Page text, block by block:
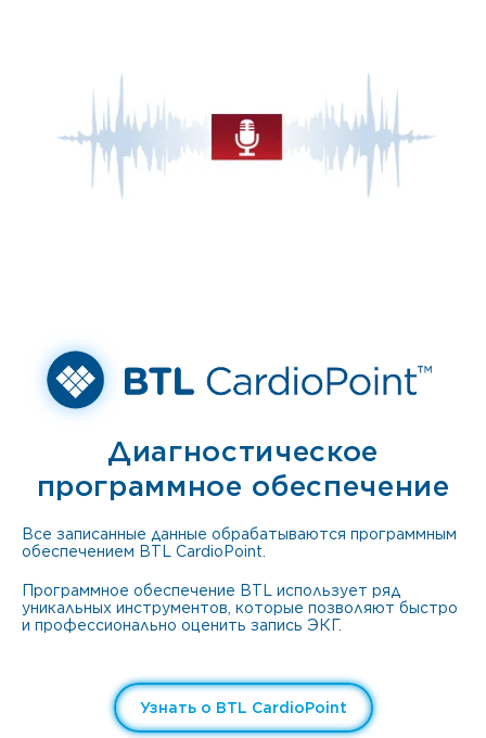
Диагностическое
программное обеспечение
Все записанные данные обрабатываются программным
обеспечением BTL CardioPoint.
Программное обеспечение BTL использует ряд
уникальных инструментов, которые позволяют быстро
и профессионально оценить запись ЭКГ.
Узнать о BTL CardioPoint